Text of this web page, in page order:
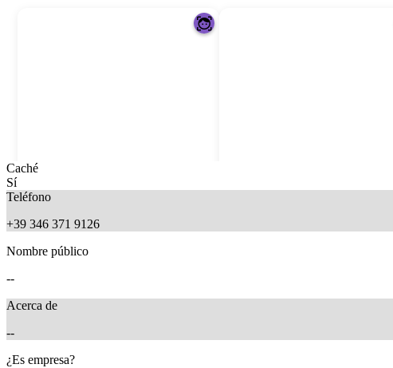
6 months ago
Caché
Sí
Teléfono
+39 346 371 9126
Nombre público
--
Acerca de
--
¿Es empresa?